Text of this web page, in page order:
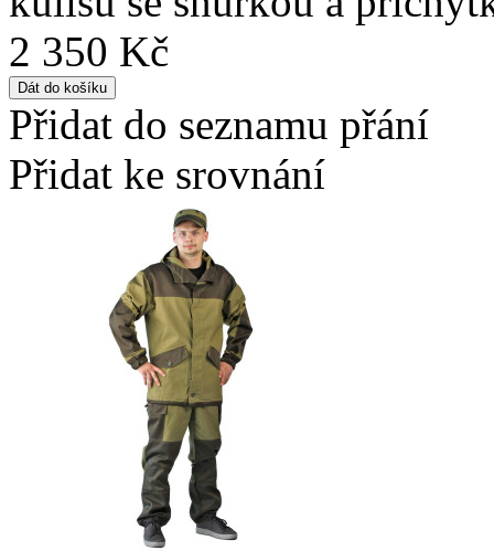
2 350 Kč
Přidat do seznamu přání
Přidat ke srovnání